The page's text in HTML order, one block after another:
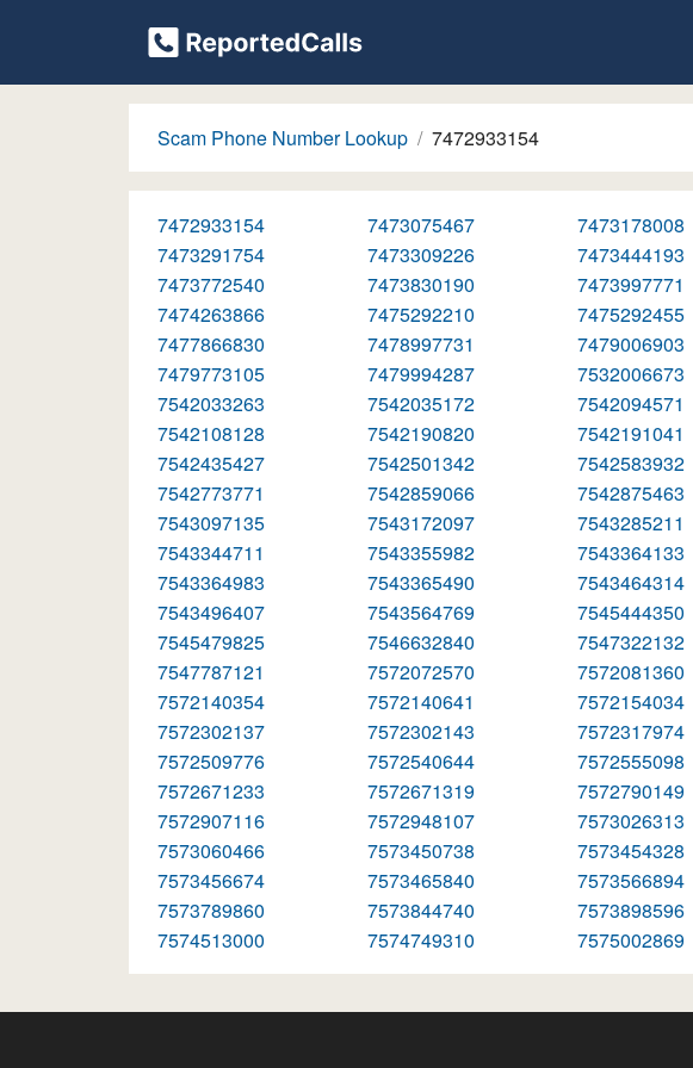
Scam Phone Number Lookup 7472933154
7472933154 7473075467 7473178008
7473291754
7473309226 7473444193
7473772540
7473830190 7473997771
7474263866
7475292210 7475292455
7477866830
7478997731 7479006903
7479773105
7479994287 7532006673
7542033263
7542035172 7542094571
7542108128
7542190820 7542191041
7542435427
7542501342 7542583932
7542773771
7542859066 7542875463
7543097135
7543172097 7543285211
7543344711
7543355982 7543364133
7543364983
7543365490 7543464314
7543496407
7543564769 7545444350
7545479825
7546632840 7547322132
7547787121
7572072570 7572081360
7572140354
7572140641 7572154034
7572302137
7572302143 7572317974
7572509776
7572540644 7572555098
7572671233
7572671319 7572790149
7572907116
7572948107 7573026313
7573060466
7573450738 7573454328
7573456674
7573465840 7573566894
7573789860
7573844740 7573898596
7574513000
7574749310 7575002869